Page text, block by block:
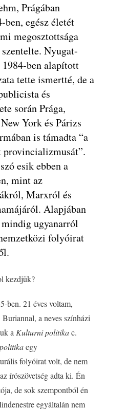
Prágában
ben, egész életét
megosztottsága
Nyugat-
1984-ben alapított
tette ismertté, de a
és
során Prága,
York és Párizs
is támadta “a
esik ebben a
mint az
Marxról és
Alapjában
mindig ugyanarról
folyóirat
kezdjük?
ben. 21 éves voltam,
a neves színházi
a Kulturni politikac.
egy
folyóirat volt, de nem
írószövetség adta ki. Én
de sok szempontból én
egyáltalán nem